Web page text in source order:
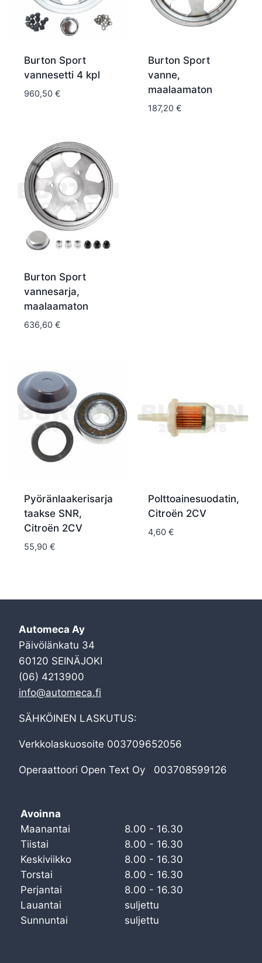
Burton Sport
vannesetti 4 kpl
960,50 €
Burton Sport
vanne,
maalaamaton
187,20 €
Burton Sport
vannesarja,
maalaamaton
636,60 €
Pyöränlaakerisarja
taakse SNR,
Citroën 2CV
55,90 €
Polttoainesuodatin,
Citroën 2CV
4,60 €
Automeca Ay
Päivölänkatu 34
60120 SEINÄJOKI
(06) 4213900
info@automeca.fi
SÄHKÖINEN LASKUTUS:
Verkkolaskuosoite 003709652056
Operaattoori Open Text Oy 003708599126
Avoinna
Maanantai
8.00 - 16.30
Tiistai
8.00 - 16.30
Keskiviikko
8.00 - 16.30
Torstai
8.00 - 16.30
Perjantai
8.00 - 16.30
Lauantai
suljettu
Sunnuntai
suljettu